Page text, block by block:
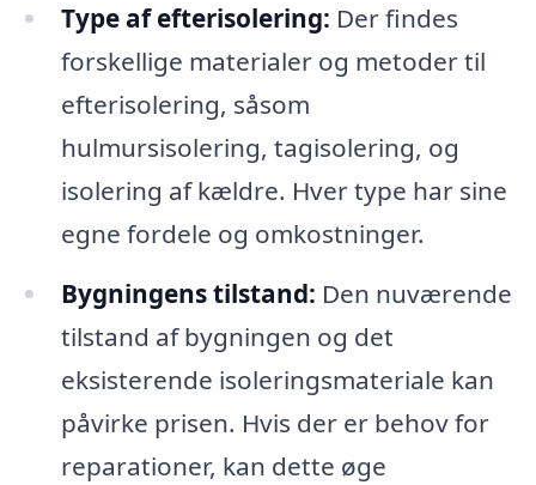
Type af efterisolering: Der findes
forskellige materialer og metoder til
efterisolering, såsom
hulmursisolering, tagisolering, og
isolering af kældre. Hver type har sine
egne fordele og omkostninger.
Bygningens tilstand: Den nuværende
tilstand af bygningen og det
eksisterende isoleringsmateriale kan
påvirke prisen. Hvis der er behov for
reparationer, kan dette øge